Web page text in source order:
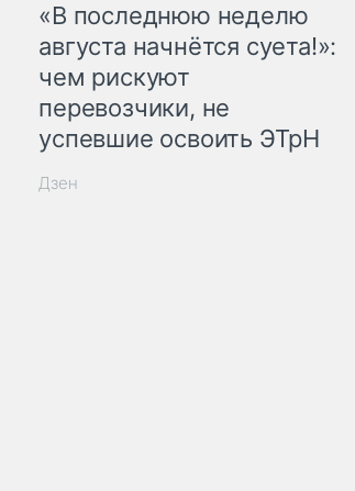
«В последнюю неделю
августа начнётся суета!»:
чем рискуют
перевозчики, не
успевшие освоить ЭТрН
Дзен